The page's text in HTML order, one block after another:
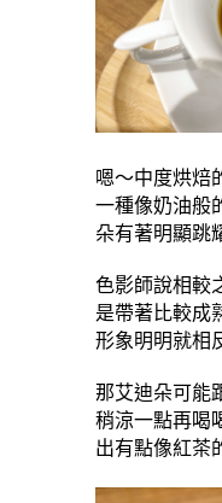
嗯～中度烘焙
一種像奶油般
朵有著明顯跳
色影師說相較
是帶著比較成
形象明明就相
那艾迪朵可能
稍涼一點再喝
出有點像紅茶